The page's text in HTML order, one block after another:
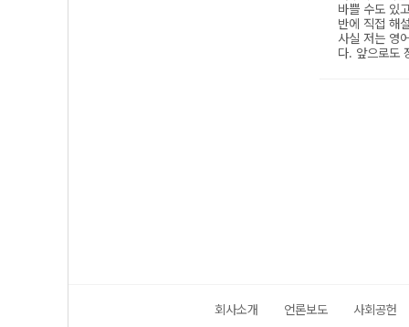
회사소개 언론보도 사회공헌